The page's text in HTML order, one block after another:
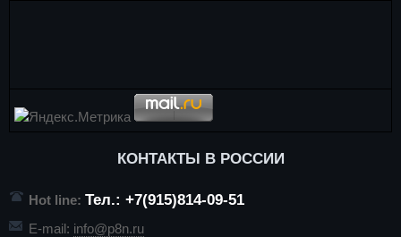
КОНТАКТЫ В РОССИИ
Hot line: Тел.: +7(915)814-09-51
E-mail: info@p8n.ru